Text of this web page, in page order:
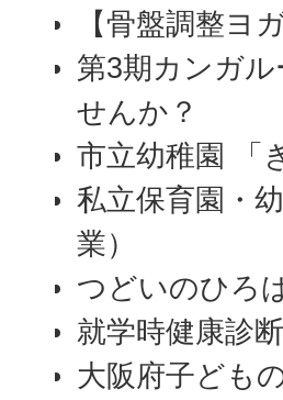
【骨盤調整ヨ
第3期カンガ
せんか？
市立幼稚園 「
私立保育園・
業）
つどいのひろ
就学時健康診断
大阪府子ども